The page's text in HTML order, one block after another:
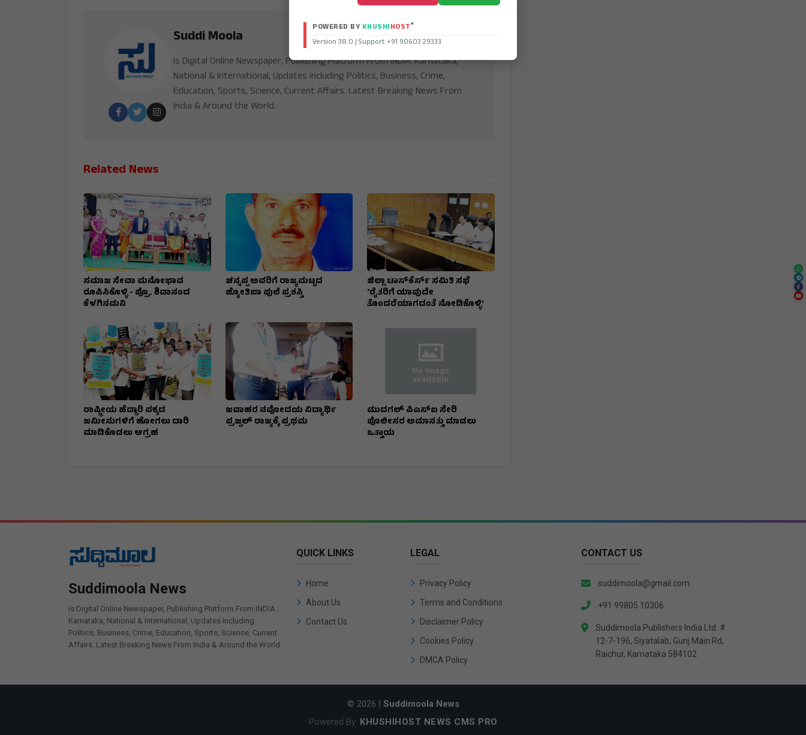
Suddi Moola
is Digital Online Newspaper, Publishing Platform From INDIA. Karnataka,
National & International, Updates including Politics, Business, Crime,
Education, Sports, Science, Current Affairs. Latest Breaking News From
India & Around the World.
Related News
ಸಮಾಜ ಸೇವಾ ಮನೋಭಾವ
ರೂಪಿಸಿಕೊಳ್ಳಿ - ಪ್ರೊ. ಶಿವಾನಂದ
ಕೆಳಗಿನಮನಿ
ಚನ್ನಪ್ಪ ಅವರಿಗೆ ರಾಜ್ಯಮಟ್ಟದ
ಜ್ಯೋತಿಬಾ ಪುಲೆ ಪ್ರಶಸ್ತಿ
ಜಿಲ್ಲಾ ಟಾಸ್‌‌ಕೆರ್ಸ್ ಸಮಿತಿ ಸಭೆ
‘ರೈತರಿಗೆ ಯಾವುದೇ
ತೊಂದರೆಯಾಗದಂತೆ ನೋಡಿಕೊಳ್ಳಿ’
ರಾಷ್ಟ್ರೀಯ ಹೆದ್ದಾರಿ ಪಕ್ಕದ
ಜಮೀನುಗಳಿಗೆ ಹೋಗಲು ದಾರಿ
ಮಾಡಿಕೊಡಲು ಆಗ್ರಹ
ಜವಾಹರ ನವೋದಯ ವಿದ್ಯಾರ್ಥಿ
ಪ್ರಜ್ವಲ್ ರಾಜ್ಯಕ್ಕೆ ಪ್ರಥಮ
ಮುದಗಲ್ ಪಿಎಸ್‌ಐ ಸೇರಿ
ಪೊಲೀಸರ ಅಮಾನತ್ತು ಮಾಡಲು
ಒತ್ತಾಯ
Suddimoola News
is Digital Online Newspaper, Publishing Platform From INDIA.
Karnataka, National & International, Updates including
Politics, Business, Crime, Education, Sports, Science, Current
Affairs. Latest Breaking News From India & Around the World.
QUICK LINKS
Home
About Us
Contact Us
LEGAL
Privacy Policy
Terms and Conditions
Disclaimer Policy
Cookies Policy
DMCA Policy
CONTACT US
suddimoola@gmail.com
+91 99805 10306
Suddimoola Publishers India Ltd. #
12-7-196, Siyatalab, Gunj Main Rd,
Raichur, Karnataka 584102
© 2026 | Suddimoola News
Powered By: KHUSHIHOST NEWS CMS PRO
POWERED BY KHUSHIHOST®
Version 38.0 | Support +91 90603 29333